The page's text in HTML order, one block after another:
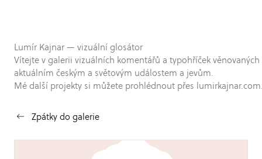
Lumír Kajnar — vizuální glosátor
Vítejte v galerii vizuálních komentářů a typohříček věnovaných
aktuálním českým a světovým událostem a jevům.
Mé další projekty si můžete prohlédnout přes
Zpátky do galerie